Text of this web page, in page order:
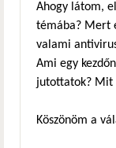
Ahogy látom,
témába? Mert
valami
Ami egy
jutottatok? Mit
Köszönöm a